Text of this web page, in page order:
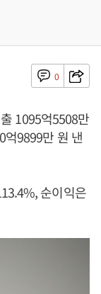
0
1095억5508만
억9899만 원 낸
순이익은